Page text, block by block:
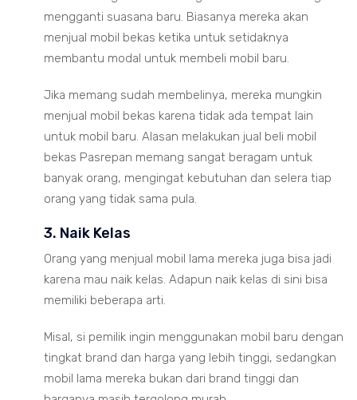
mengganti suasana baru. Biasanya mereka akan
menjual mobil bekas ketika untuk setidaknya
membantu modal untuk membeli mobil baru.
Jika memang sudah membelinya, mereka mungkin
menjual mobil bekas karena tidak ada tempat lain
untuk mobil baru. Alasan melakukan jual beli mobil
bekas Pasrepan memang sangat beragam untuk
banyak orang, mengingat kebutuhan dan selera tiap
orang yang tidak sama pula.
3. Naik Kelas
Orang yang menjual mobil lama mereka juga bisa jadi
karena mau naik kelas. Adapun naik kelas di sini bisa
memiliki beberapa arti.
Misal, si pemilik ingin menggunakan mobil baru dengan
tingkat brand dan harga yang lebih tinggi, sedangkan
mobil lama mereka bukan dari brand tinggi dan